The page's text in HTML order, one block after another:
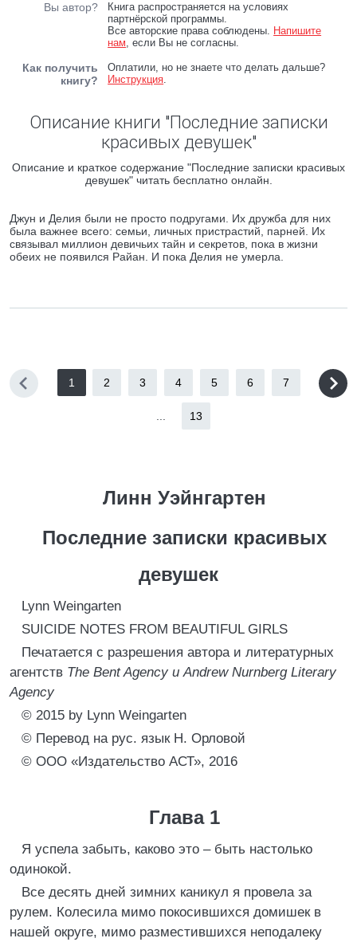
Вы автор?
Книга распространяется на условиях
партнёрской программы.
Все авторские права соблюдены. Напишите
нам, если Вы не согласны.
Как получить
книгу?
Оплатили, но не знаете что делать дальше?
Инструкция.
Описание книги "Последние записки
красивых девушек"
Описание и краткое содержание "Последние записки красивых
девушек" читать бесплатно онлайн.
Джун и Делия были не просто подругами. Их дружба для них
была важнее всего: семьи, личных пристрастий, парней. Их
связывал миллион девичьих тайн и секретов, пока в жизни
обеих не появился Райан. И пока Делия не умерла.
1 2 3 4 5 6 7
13
Линн Уэйнгартен
Последние записки красивых
девушек
Lynn Weingarten
SUICIDE NOTES FROM BEAUTIFUL GIRLS
Печатается с разрешения автора и литературных
агентств The Bent Agency и Andrew Nurnberg Literary
Agency
© 2015 by Lynn Weingarten
© Перевод на рус. язык Н. Орловой
© ООО «Издательство АСТ», 2016
Глава 1
Я успела забыть, каково это – быть настолько
одинокой.
Все десять дней зимних каникул я провела за
рулем. Колесила мимо покосившихся домишек в
нашей округе, мимо разместившихся неподалеку